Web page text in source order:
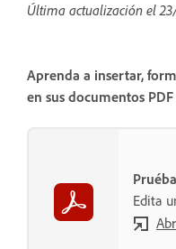
Última actualización el
Aprenda a insertar,
en sus documentos
Edita